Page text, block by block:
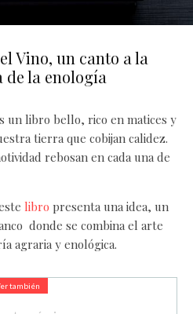
Vino, un canto a la
de la enología
un libro bello, rico en matices y
tierra que cobijan calidez.
rebosan en cada una de
libro presenta una idea, un
donde se combina el arte
agraria y enológica.
también